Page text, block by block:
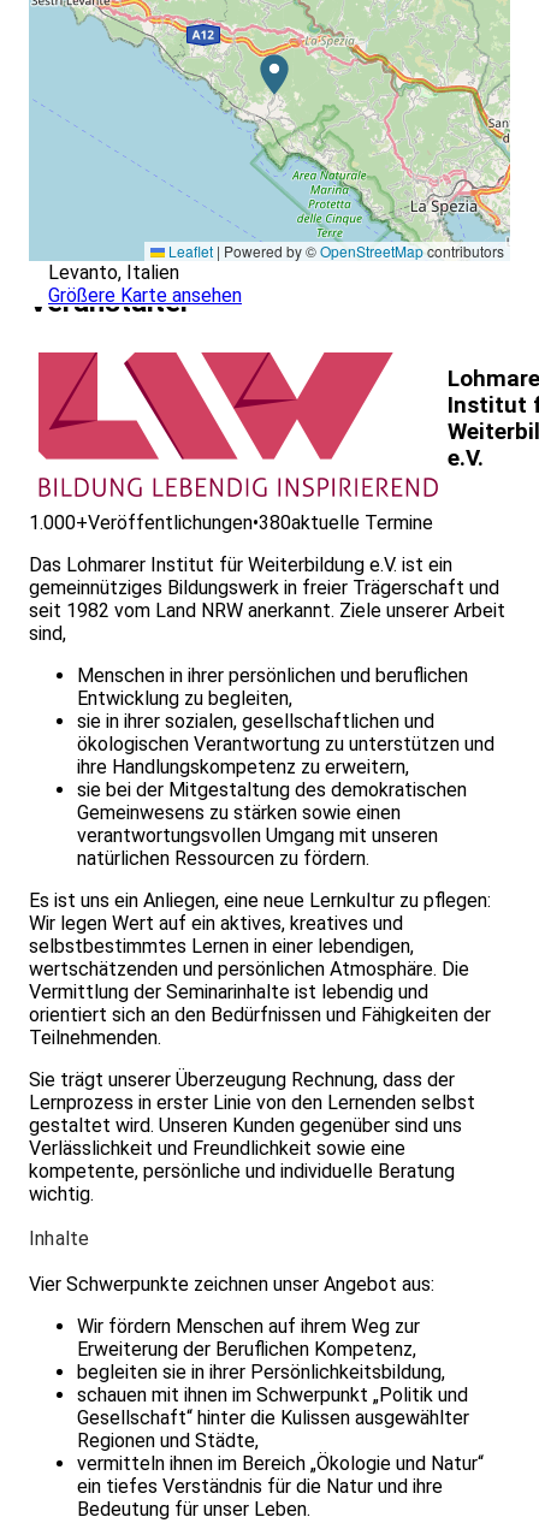
Leaflet | Powered by ©OpenStreetMapcontributors
Levanto, Italien
Größere Karte ansehen
Veranstalter
Institut
e.V.
1.000+Veröffentlichungen•380aktuelle Termine
Das Lohmarer Institut für Weiterbildung e.V. ist ein
gemeinnütziges Bildungswerk in freier Trägerschaft und
seit 1982 vom Land NRW anerkannt. Ziele unserer Arbeit
sind,
Menschen in ihrer persönlichen und beruflichen
Entwicklung zu begleiten,
sie in ihrer sozialen, gesellschaftlichen und
ökologischen Verantwortung zu unterstützen und
ihre Handlungskompetenz zu erweitern,
sie bei der Mitgestaltung des demokratischen
Gemeinwesens zu stärken sowie einen
verantwortungsvollen Umgang mit unseren
natürlichen Ressourcen zu fördern.
Es ist uns ein Anliegen, eine neue Lernkultur zu pflegen:
Wir legen Wert auf ein aktives, kreatives und
selbstbestimmtes Lernen in einer leben­digen,
wertschätzenden und persönlichen Atmosphäre. Die
Vermittlung der Seminarinhalte ist lebendig und
orientiert sich an den Bedürfnissen und Fähigkeiten der
Teilnehmenden.
Sie trägt unserer Überzeugung Rechnung, dass der
Lernprozess in erster Linie von den Lernenden selbst
gestaltet wird. Unseren Kunden gegenüber sind uns
Verlässlichkeit und Freundlichkeit sowie eine
kompetente, persönliche und individuelle Beratung
wichtig.
Inhalte
Vier Schwerpunkte zeichnen unser Angebot aus:
Wir fördern Menschen auf ihrem Weg zur
Erweiterung der Beruflichen Kompetenz,
begleiten sie in ihrer Persönlichkeitsbildung,
schauen mit ihnen im Schwerpunkt „Politik und
Gesellschaft“ hinter die Kulissen ausgewählter
Regionen und Städte,
vermitteln ihnen im Bereich „Ökologie und Natur“
ein tiefes Verständnis für die Natur und ihre
Bedeutung für unser Leben.